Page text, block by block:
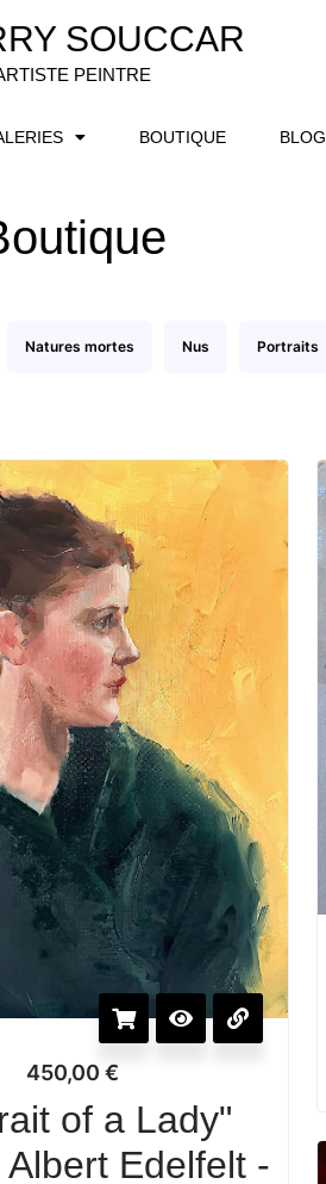
SOUCCAR
PEINTRE
BOUTIQUE BLOG
Natures mortes Nus Portraits
450,00 €
of a Lady"
Edelfelt -